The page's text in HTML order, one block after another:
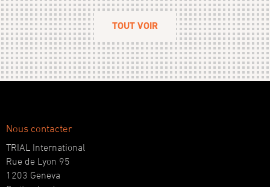
TOUT VOIR
Nous contacter
TRIAL International
Rue de Lyon 95
1203 Geneva